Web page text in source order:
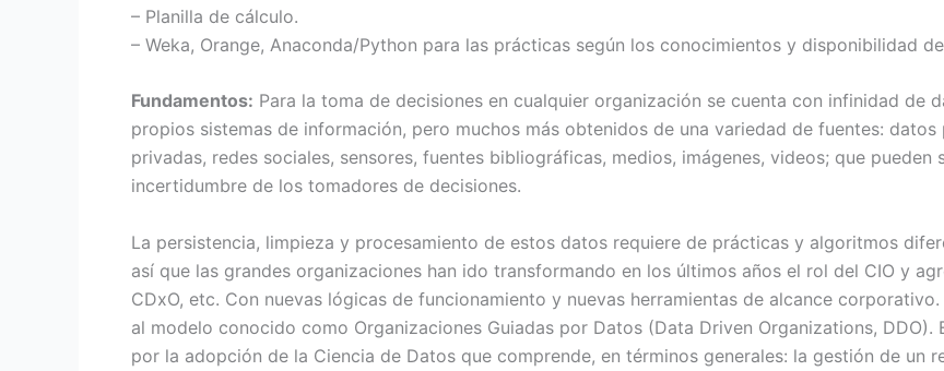
– Planilla de cálculo.
– Weka, Orange, Anaconda/Python para las prácticas según los conocimientos y disponibilidad
Fundamentos: Para la toma de decisiones en cualquier organización se cuenta con infinidad
propios sistemas de información, pero muchos más obtenidos de una variedad de fuentes:
privadas, redes sociales, sensores, fuentes bibliográficas, medios, imágenes, videos; que
incertidumbre de los tomadores de decisiones.
La persistencia, limpieza y procesamiento de estos datos requiere de prácticas y algoritmos
así que las grandes organizaciones han ido transformando en los últimos años el rol del CIO y
CDxO, etc. Con nuevas lógicas de funcionamiento y nuevas herramientas de alcance
al modelo conocido como Organizaciones Guiadas por Datos (Data Driven Organizations,
por la adopción de la Ciencia de Datos que comprende, en términos generales: la gestión de un